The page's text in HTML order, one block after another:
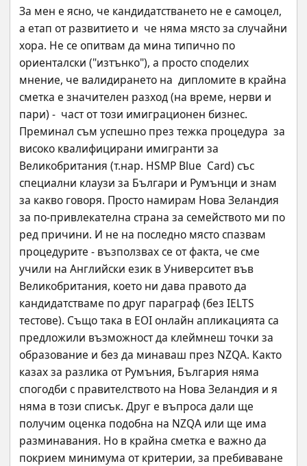
За мен е ясно, че кандидатстването не е самоцел,
а етап от развитието и  че няма място за случайни
хора. Не се опитвам да мина типично по
ориенталски ("изтънко"), а просто споделих
мнение, че валидирането на  дипломите в крайна
сметка е значителен разход (на време, нерви и
пари) -  част от този имиграционен бизнес.
Преминал съм успешно през тежка процедура  за
високо квалифицирани имигранти за
Великобритания (т.нар. HSMP Blue  Card) със
специални клаузи за Българи и Румънци и знам
за какво говоря. Просто намирам Нова Зеландия
за по-привлекателна страна за семейството ми по
ред причини. И не на последно място спазвам
процедурите - възползвах се от факта, че сме
учили на Английски език в Университет във
Великобритания, което ни дава правото да
кандидатстваме по друг параграф (без IELTS
тестове). Също така в EOI онлайн апликацията са
предложили възможност да клеймнеш точки за
образование и без да минаваш през NZQA. Както
казах за разлика от Румъния, България няма
спогодби с правителството на Нова Зеландия и я
няма в този списък. Друг е въпроса дали ще
получим оценка подобна на NZQA или ще има
разминавания. Но в крайна сметка е важно да
покрием минимума от критерии, за пребиваване